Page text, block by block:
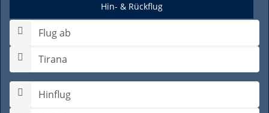
Hin- & Rückflug
Hinflugdatum auswählen